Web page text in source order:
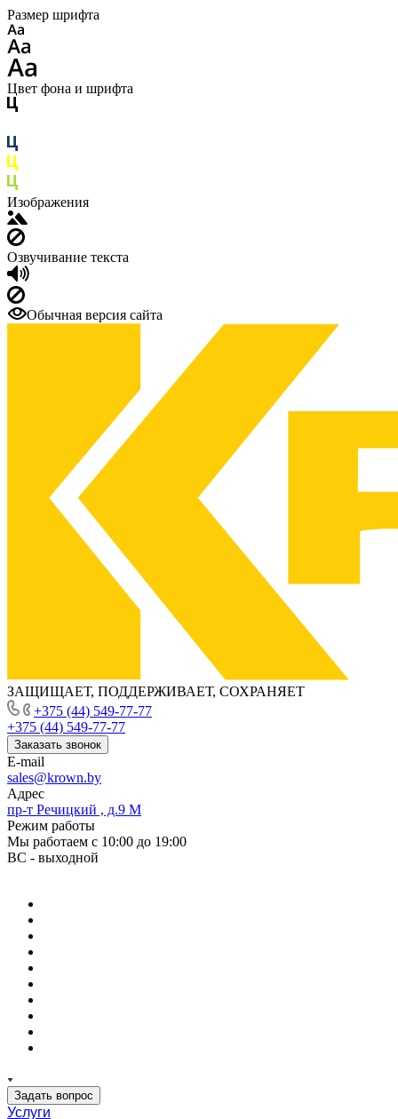
Размер шрифта
Цвет фона и шрифта
Изображения
Озвучивание текста
Обычная версия сайта
ЗАЩИЩАЕТ, ПОДДЕРЖИВАЕТ, СОХРАНЯЕТ
+375 (44) 549-77-77
+375 (44) 549-77-77
Заказать звонок
E-mail
sales@krown.by
Адрес
пр-т Речицкий , д.9 М
Режим работы
Мы работаем с 10:00 до 19:00
ВС - выходной
Задать вопрос
Услуги